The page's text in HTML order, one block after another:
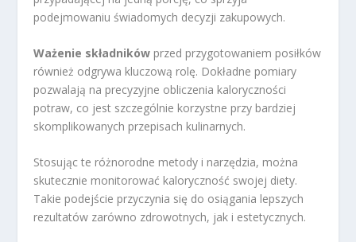
podejmowaniu świadomych decyzji zakupowych.
Ważenie składników przed przygotowaniem posiłków
również odgrywa kluczową rolę. Dokładne pomiary
pozwalają na precyzyjne obliczenia kaloryczności
potraw, co jest szczególnie korzystne przy bardziej
skomplikowanych przepisach kulinarnych.
Stosując te różnorodne metody i narzędzia, można
skutecznie monitorować kaloryczność swojej diety.
Takie podejście przyczynia się do osiągania lepszych
rezultatów zarówno zdrowotnych, jak i estetycznych.